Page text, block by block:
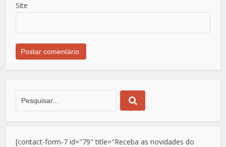
Site
[contact-form-7 id="79" title="Receba as novidades do